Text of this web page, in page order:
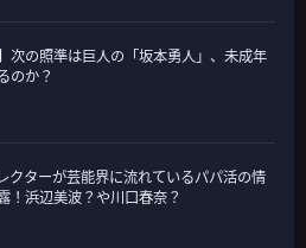
次の照準は巨人の「坂本勇人」、未成年
のか？
クターが芸能界に流れているパパ活の情
！浜辺美波？や川口春奈？